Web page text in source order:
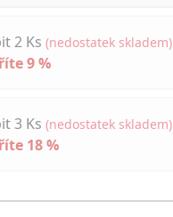
2 Ks (nedostatek skladem)
9%
3 Ks (nedostatek skladem)
18%